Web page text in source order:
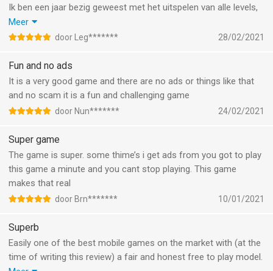
Ik ben een jaar bezig geweest met het uitspelen van alle levels,
het enige jammere is dat er te weinig levels zijn je kan
bijvoorbeeld andere Challengers doen maar het level blijft
Meer
door Leg******* 28/02/2021
Fun and no ads
It is a very good game and there are no ads or things like that
and no scam it is a fun and challenging game
door Nun******* 24/02/2021
Super game
The game is super. some thime’s i get ads from you got to play
this game a minute and you cant stop playing. This game
makes that real
door Brn******* 10/01/2021
Superb
Easily one of the best mobile games on the market with (at the
time of writing this review) a fair and honest free to play model.